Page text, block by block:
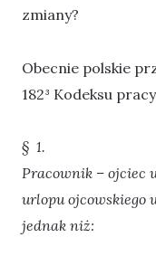
zmiany?
Obecnie polskie
182³ Kodeksu
§ 1.
Pracownik – ojciec
urlopu ojcowskiego
jednak niż: